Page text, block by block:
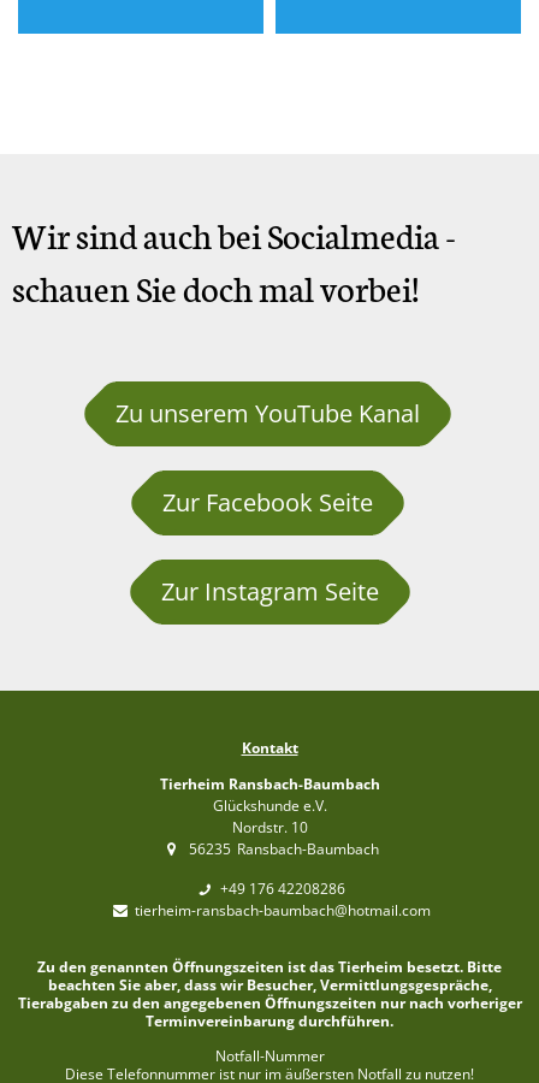
Wir sind auch bei Socialmedia -
schauen Sie doch mal vorbei!
Zu unserem YouTube Kanal
Zur Facebook Seite
Zur Instagram Seite
Kontakt
Tierheim Ransbach-Baumbach
Glückshunde e.V.
Nordstr. 10
56235 Ransbach-Baumbach
+49 176 42208286
tierheim-ransbach-baumbach@hotmail.com
Zu den genannten Öffnungszeiten ist das Tierheim besetzt. Bitte
beachten Sie aber, dass wir Besucher, Vermittlungsgespräche,
Tierabgaben zu den angegebenen Öffnungszeiten nur nach vorheriger
Terminvereinbarung durchführen.
Notfall-Nummer
Diese Telefonnummer ist nur im äußersten Notfall zu nutzen!